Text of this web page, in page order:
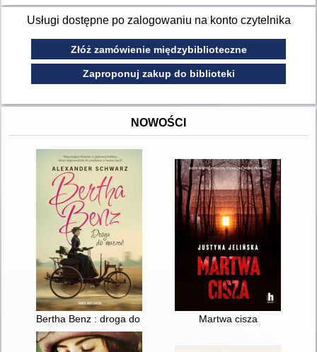
Usługi dostępne po zalogowaniu na konto czytelnika
Złóż zamówienie międzybiblioteczne
Zaproponuj zakup do biblioteki
NOWOŚCI
Bertha Benz : droga do marzeń Martwa cisza